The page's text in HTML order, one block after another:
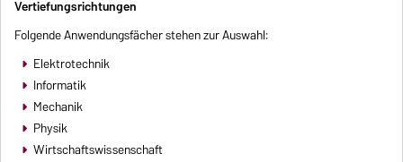
Vertiefungsrichtungen
Folgende Anwendungsfächer stehen zur Auswahl:
Elektrotechnik
Informatik
Mechanik
Physik
Wirtschaftswissenschaft